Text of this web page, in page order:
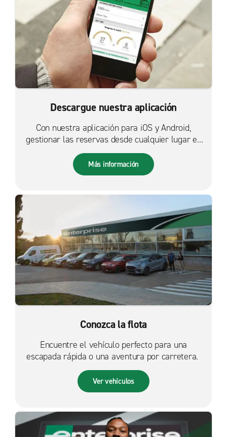
Descargue nuestra aplicación
Con nuestra aplicación para iOS y Android,
gestionar las reservas desde cualquier lugar es
más fácil que nunca.
Más información
Conozca la flota
Encuentre el vehículo perfecto para una
escapada rápida o una aventura por carretera.
Ver vehículos